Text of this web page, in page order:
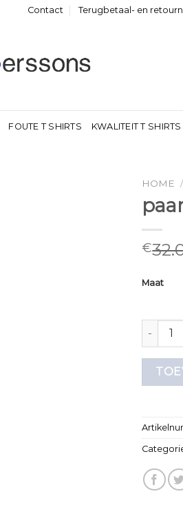
Contact Terugbetaal- en
FOUTE T SHIRTS KWALITEIT T SHIRTS
HOME /
€
Maat
paars t